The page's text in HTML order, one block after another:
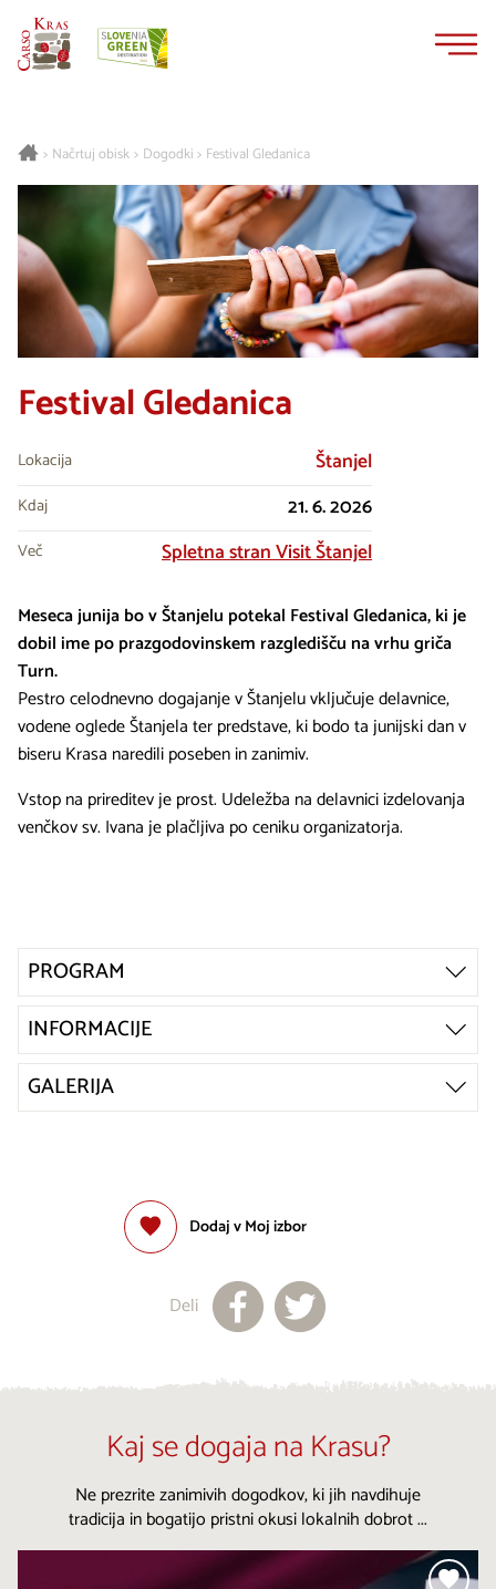
> Načrtuj obisk> Dogodki > Festival Gledanica
Festival Gledanica
Lokacija Štanjel
Kdaj 21. 6. 2026
Več Spletna stran Visit Štanjel
Meseca junija bo v Štanjelu potekal Festival Gledanica, ki je
dobil ime po prazgodovinskem razgledišču na vrhu griča
Turn.
Pestro celodnevno dogajanje v Štanjelu vključuje delavnice,
vodene oglede Štanjela ter predstave, ki bodo ta junijski dan v
biseru Krasa naredili poseben in zanimiv.
Vstop na prireditev je prost. Udeležba na delavnici izdelovanja
venčkov sv. Ivana je plačljiva po ceniku organizatorja.
PROGRAM
INFORMACIJE
GALERIJA
Dodaj v Moj izbor
Deli
Kaj se dogaja na Krasu?
Ne prezrite zanimivih dogodkov, ki jih navdihuje
tradicija in bogatijo pristni okusi lokalnih dobrot ...